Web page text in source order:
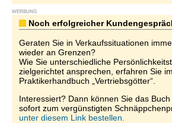
WERBUNG
Noch erfolgreicher
Geraten Sie in Verkaufssituationen
wieder an Grenzen?
Wie Sie unterschiedliche
zielgerichtet ansprechen, erfahren Sie im
Praktikerhandbuch „Vertriebsgötter“.
Interessiert? Dann können Sie das Buch
sofort zum vergünstigten
unter diesem Link bestellen.